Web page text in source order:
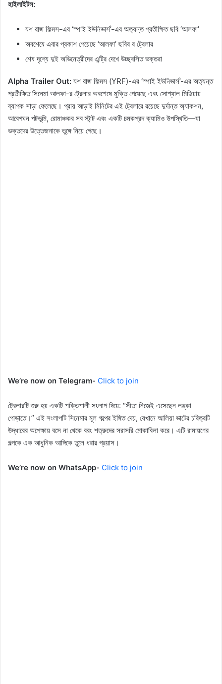
হাইলাইটস:
যশ রাজ ফিল্মস-এর ‘স্পাই ইউনিভার্স’-এর অত্যন্ত প্রতীক্ষিত ছবি ‘আলফা’
অবশেষে এবার প্রকাশ পেয়েছে ‘আলফা’ ছবির র ট্রেলার
শেষ দৃশ্যে দুই অভিনেত্রীদের এন্ট্রি দেখে উচ্ছ্বসিত ভক্তরা
Alpha Trailer Out: যশ রাজ ফিল্মস (YRF)-এর ‘স্পাই ইউনিভার্স’-এর অত্যন্ত
প্রতীক্ষিত সিনেমা আলফা-র ট্রেলার অবশেষে মুক্তি পেয়েছে এবং সোশ্যাল মিডিয়ায়
ব্যাপক সাড়া ফেলেছে। প্রায় আড়াই মিনিটের এই ট্রেলারে রয়েছে দুর্দান্ত অ্যাকশন,
আবেগঘন পটভূমি, রোমাঞ্চকর সব স্টান্ট এবং একটি চমকপ্রদ ক্যামিও উপস্থিতি—যা
ভক্তদের উত্তেজনাকে তুঙ্গে নিয়ে গেছে।
We’re now on Telegram- Click to join
ট্রেলারটি শুরু হয় একটি শক্তিশালী সংলাপ দিয়ে: “সীতা নিজেই এসেছেন লঙ্কা
পোড়াতে।” এই সংলাপটি সিনেমার মূল গল্পের ইঙ্গিত দেয়, যেখানে আলিয়া ভাটের চরিত্রটি
উদ্ধারের অপেক্ষায় বসে না থেকে বরং শত্রুদের সরাসরি মোকাবিলা করে। এটি রামায়ণের
গল্পকে এক আধুনিক আঙ্গিকে তুলে ধরার প্রয়াস।
We’re now on WhatsApp- Click to join